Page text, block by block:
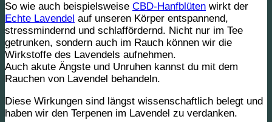
So wie auch beispielsweise CBD-Hanfblüten wirkt der
Echte Lavendel auf unseren Körper entspannend,
stressmindernd und schlaffördernd. Nicht nur im Tee
getrunken, sondern auch im Rauch können wir die
Wirkstoffe des Lavendels aufnehmen.
Auch akute Ängste und Unruhen kannst du mit dem
Rauchen von Lavendel behandeln.
Diese Wirkungen sind längst wissenschaftlich belegt und
haben wir den Terpenen im Lavendel zu verdanken.